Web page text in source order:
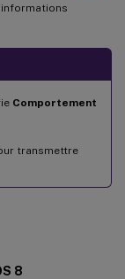
informations
Comportement
transmettre
8